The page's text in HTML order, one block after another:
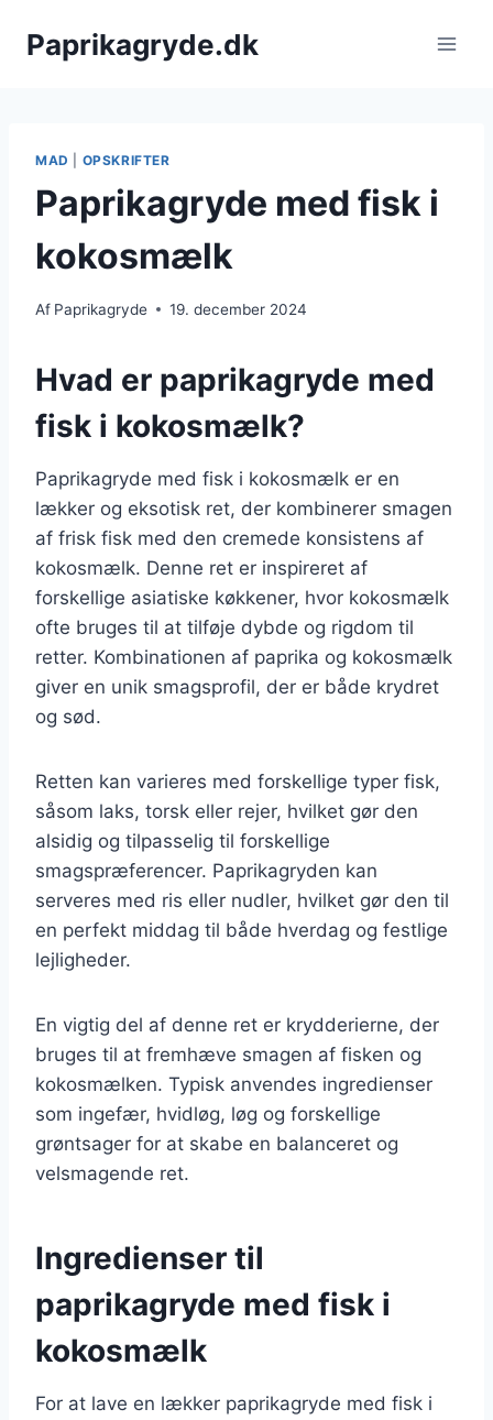
Paprikagryde.dk
MAD OPSKRIFTER
Paprikagryde med fisk i
kokosmælk
Af Paprikagryde 19. december 2024
Hvad er paprikagryde med
fisk i kokosmælk?
Paprikagryde med fisk i kokosmælk er en
lækker og eksotisk ret, der kombinerer smagen
af frisk fisk med den cremede konsistens af
kokosmælk. Denne ret er inspireret af
forskellige asiatiske køkkener, hvor kokosmælk
ofte bruges til at tilføje dybde og rigdom til
retter. Kombinationen af paprika og kokosmælk
giver en unik smagsprofil, der er både krydret
og sød.
Retten kan varieres med forskellige typer fisk,
såsom laks, torsk eller rejer, hvilket gør den
alsidig og tilpasselig til forskellige
smagspræferencer. Paprikagryden kan
serveres med ris eller nudler, hvilket gør den til
en perfekt middag til både hverdag og festlige
lejligheder.
En vigtig del af denne ret er krydderierne, der
bruges til at fremhæve smagen af fisken og
kokosmælken. Typisk anvendes ingredienser
som ingefær, hvidløg, løg og forskellige
grøntsager for at skabe en balanceret og
velsmagende ret.
Ingredienser til
paprikagryde med fisk i
kokosmælk
For at lave en lækker paprikagryde med fisk i